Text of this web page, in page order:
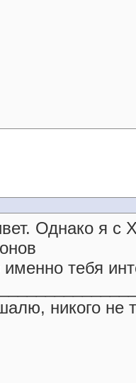
Однако я с
именно тебя
никого не